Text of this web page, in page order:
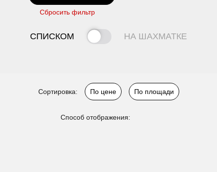
Сбросить фильтр
СПИСКОМ НА ШАХМАТКЕ
Сортировка: По цене По площади
Способ отображения: